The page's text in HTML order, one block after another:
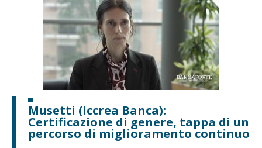
Musetti (Iccrea Banca):
Certificazione di genere, tappa di un
percorso di miglioramento continuo